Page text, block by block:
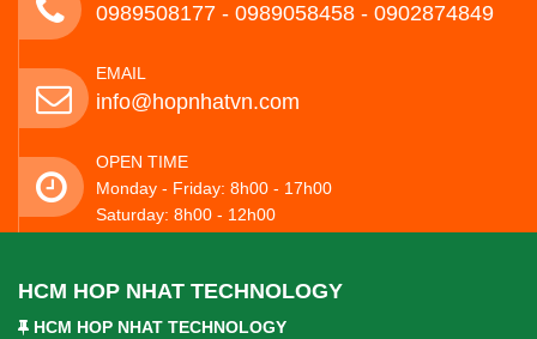
0989508177 - ‭0989058458‬ - 0902874849
EMAIL
info@hopnhatvn.com
OPEN TIME
Monday - Friday: 8h00 - 17h00
Saturday: 8h00 - 12h00
HCM HOP NHAT TECHNOLOGY
HCM HOP NHAT TECHNOLOGY